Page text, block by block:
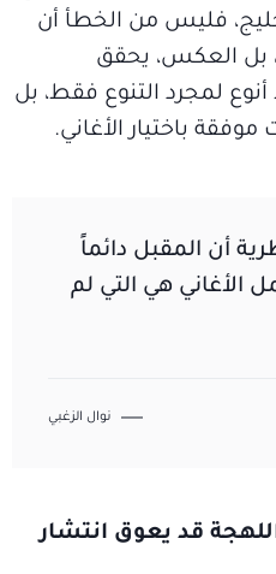
فليس من الخطأ أن
بل العكس، يحقق
أنوع لمجرد التنوع فقط، بل
موفقة باختيار الأغاني.
أن المقبل دائماً
الأغاني هي التي لم
نوال الزغبي
قد يعوق انتشار